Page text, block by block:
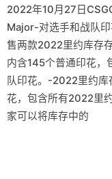
2022年10月27日
Major-对选手和战队
售两款2022里约库存
内含145个普通印花
队印花。-2022里约库
花，包含所有2022里
家可以将库存中的